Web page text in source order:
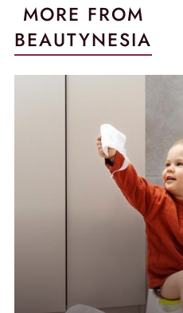
MORE FROM
BEAUTYNESIA